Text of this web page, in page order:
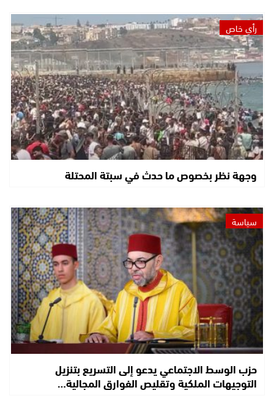
رأي خاص
وجهة نظر بخصوص ما حدث في سبتة المحتلة
سياسة
حزب الوسط الاجتماعي يدعو إلى التسريع بتنزيل
التوجيهات الملكية وتقليص الفوارق المجالية…